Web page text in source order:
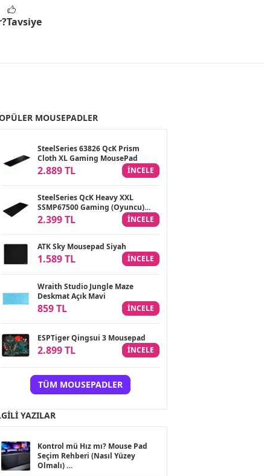
Tavsiye
MOUSEPADLER
SteelSeries 63826 QcK Prism
Cloth XL Gaming MousePad
2.889 TL INCELE
SteelSeries QcK Heavy XXL
SSMP67500 Gaming (Oyuncu)
Mousepad
2.399 TL INCELE
ATK Sky Mousepad Siyah
1.589 TL INCELE
Wraith Studio Jungle Maze
Deskmat Açık Mavi
859 TL INCELE
ESPTiger Qingsui 3 Mousepad
2.899 TL INCELE
TÜM MOUSEPADLER
YAZILAR
Kontrol mü Hız mı? Mouse Pad
Seçim Rehberi (Nasıl Yüzey
Olmalı)